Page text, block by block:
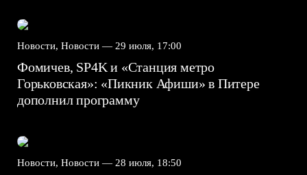
Новости, Новости — 29 июля, 17:00
Фомичев, SP4K и «Станция метро
Горьковская»: «Пикник Афиши» в Питере
дополнил программу
Новости, Новости — 28 июля, 18:50